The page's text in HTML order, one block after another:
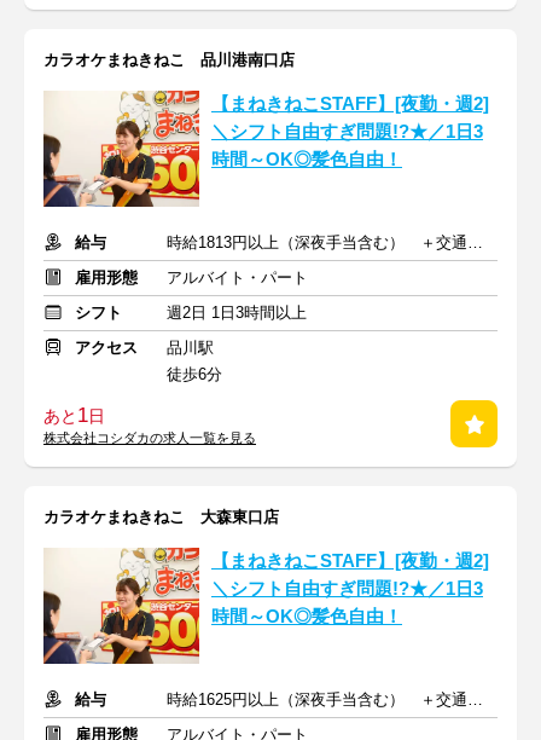
カラオケまねきねこ 品川港南口店
【まねきねこSTAFF】[夜勤・週2]
＼シフト自由すぎ問題!?★／1日3
時間～OK◎髪色自由！
給与
時給1813円以上（深夜手当含む） ＋交通費支給
雇用形態
アルバイト・パート
シフト
週2日 1日3時間以上
アクセス
品川駅
徒歩6分
あと 1日
株式会社コシダカの求人一覧を見る
カラオケまねきねこ 大森東口店
【まねきねこSTAFF】[夜勤・週2]
＼シフト自由すぎ問題!?★／1日3
時間～OK◎髪色自由！
給与
時給1625円以上（深夜手当含む） ＋交通費支給
雇用形態
アルバイト・パート